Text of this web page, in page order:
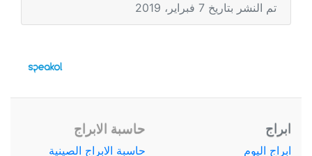
تم النشر بتاريخ 7 فبراير، 2019
ابراج
ابراج اليوم
حاسبة الابراج
حاسبة الابراج الصينية